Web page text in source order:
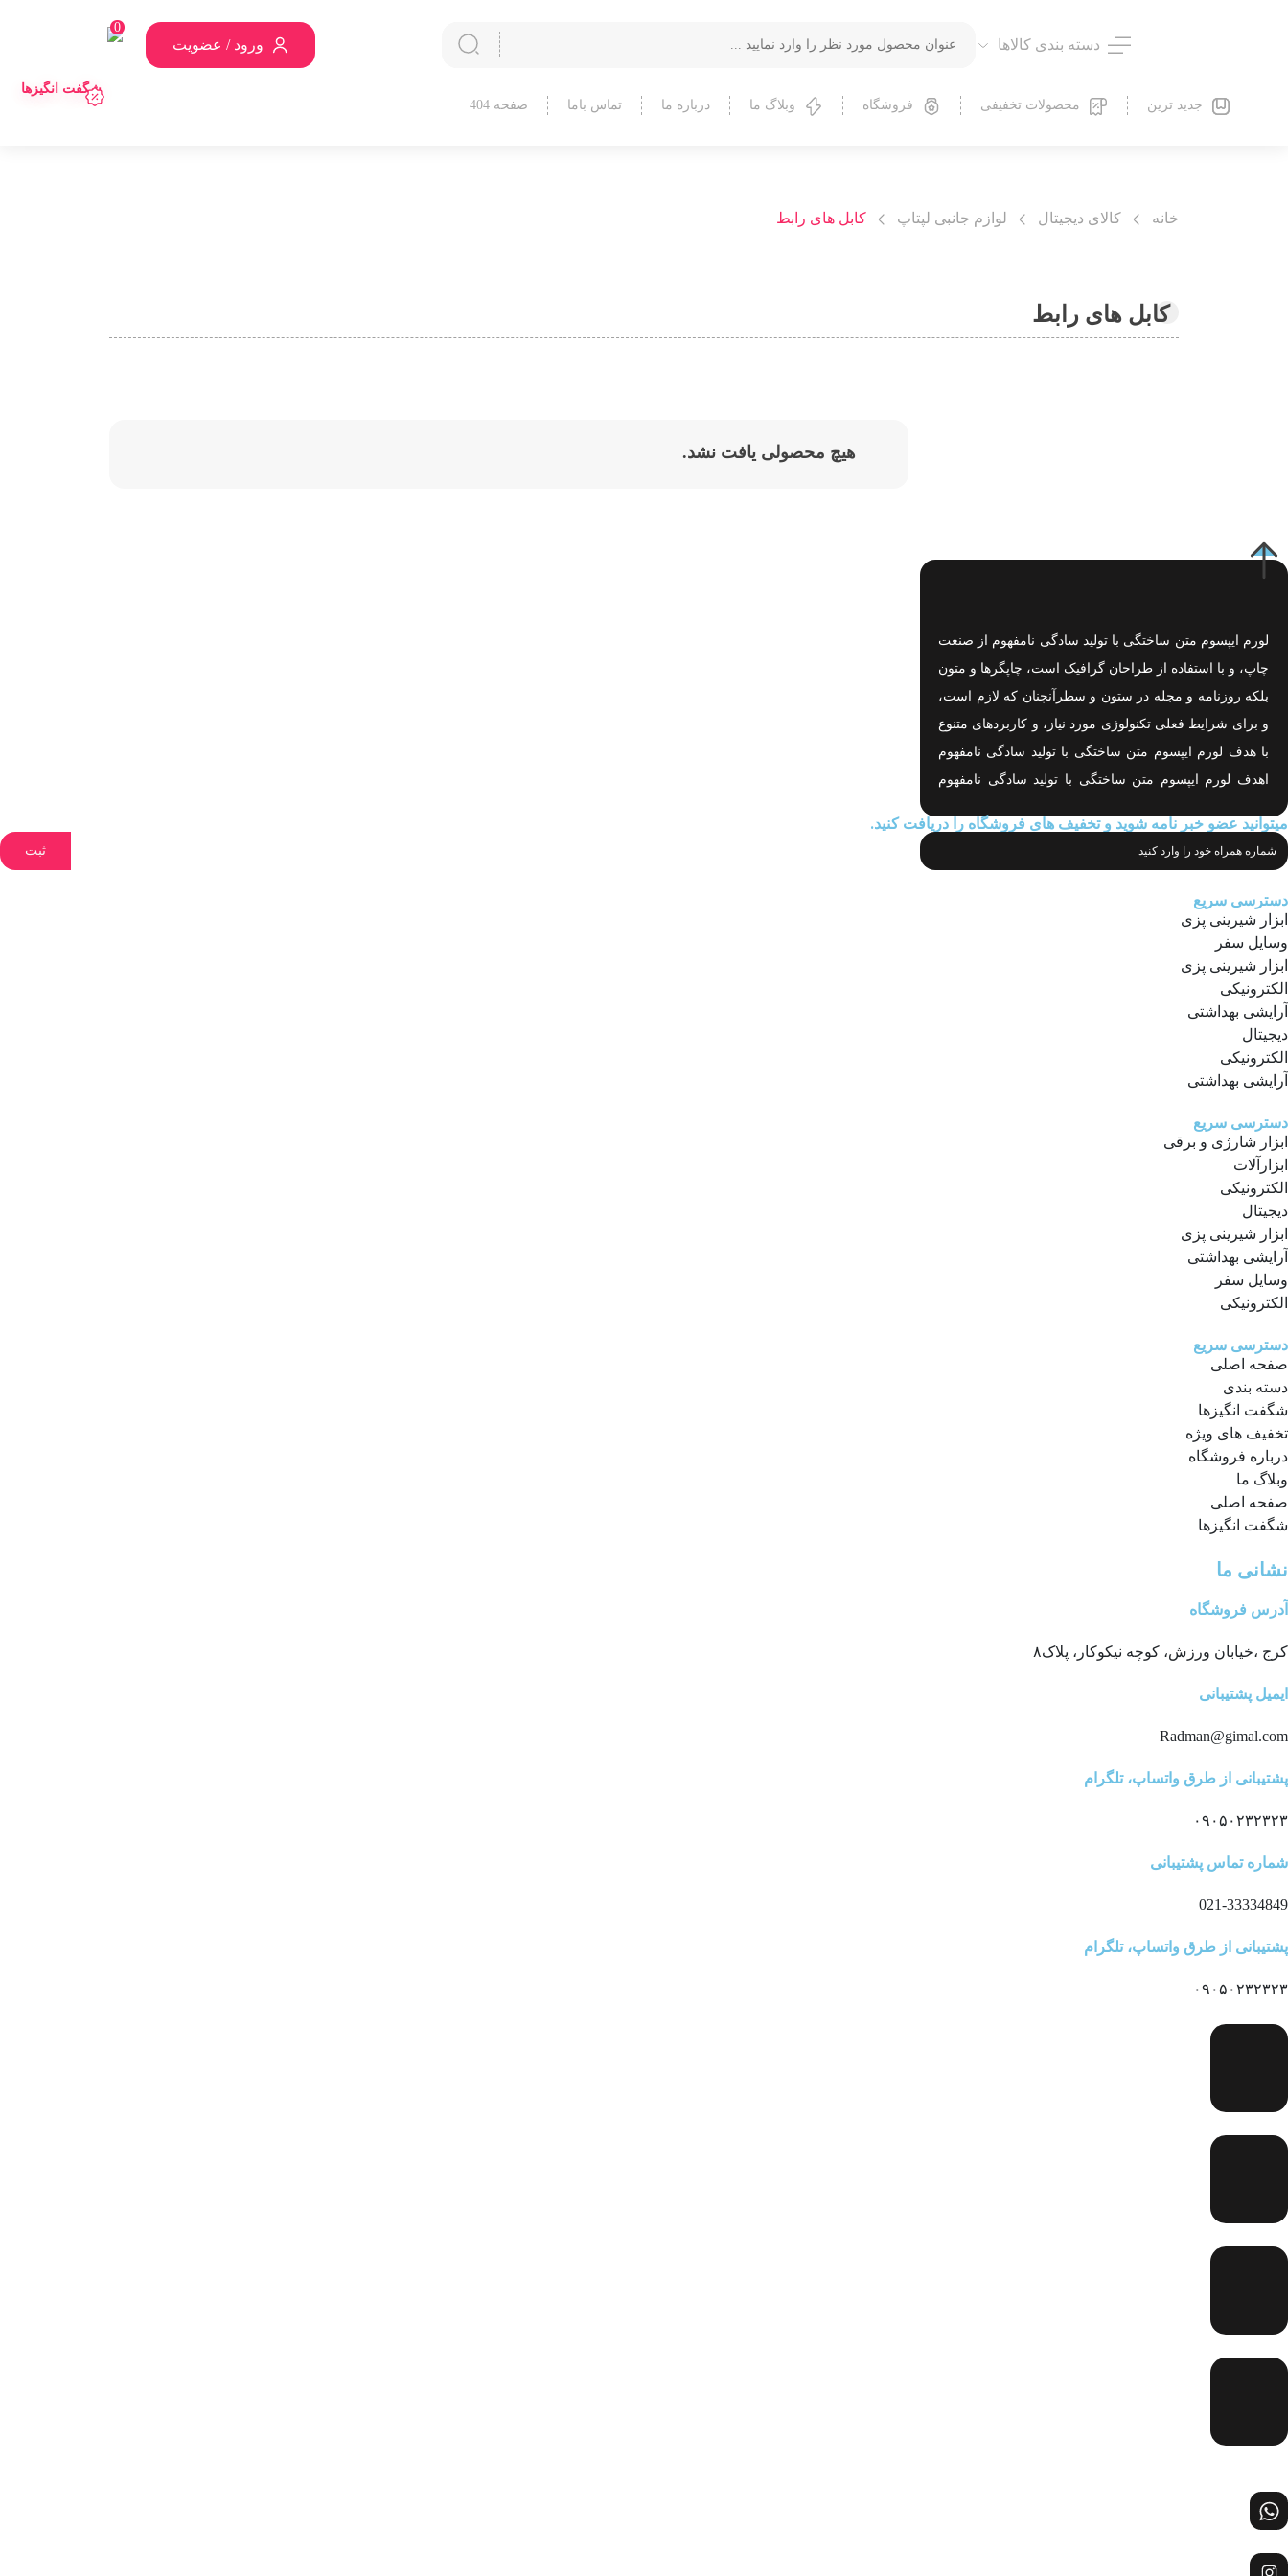
دسته بندی کالاها ورود / عضویت
0
جدید ترین محصولات تخفیفی فروشگاه وبلاگ ما درباره ما تماس باما صفحه 404
شگفت انگیزها
خانه کالای دیجیتال لوازم جانبی لپتاپ کابل های رابط
کابل های رابط
هیچ محصولی یافت نشد.
لورم ایپسوم متن ساختگی با تولید سادگی نامفهوم از صنعت
چاپ، و با استفاده از طراحان گرافیک است، چاپگرها و متون
بلکه روزنامه و مجله در ستون و سطرآنچنان که لازم است،
و برای شرایط فعلی تکنولوژی مورد نیاز، و کاربردهای متنوع
با هدف لورم ایپسوم متن ساختگی با تولید سادگی نامفهوم
اهدف لورم ایپسوم متن ساختگی با تولید سادگی نامفهوم
میتوانید عضو خبر نامه شوید و تخفیف های فروشگاه را دریافت کنید.
دسترسی سریع
ابزار شیرینی پزی
وسایل سفر
ابزار شیرینی پزی
الکترونیکی
آرایشی بهداشتی
دیجیتال
الکترونیکی
آرایشی بهداشتی
دسترسی سریع
ابزار شارژی و برقی
ابزارآلات
الکترونیکی
دیجیتال
ابزار شیرینی پزی
آرایشی بهداشتی
وسایل سفر
الکترونیکی
دسترسی سریع
صفحه اصلی
دسته بندی
شگفت انگیزها
تخفیف های ویژه
درباره فروشگاه
وبلاگ ما
صفحه اصلی
شگفت انگیزها
نشانی ما
آدرس فروشگاه
کرج ،خیابان ورزش، کوچه نیکوکار، پلاک۸
ایمیل پشتیبانی
Radman@gimal.com
پشتیبانی از طرق واتساپ، تلگرام
۰۹۰۵۰۲۳۲۳۲۳
شماره تماس پشتیبانی
021-33334849
پشتیبانی از طرق واتساپ، تلگرام
۰۹۰۵۰۲۳۲۳۲۳